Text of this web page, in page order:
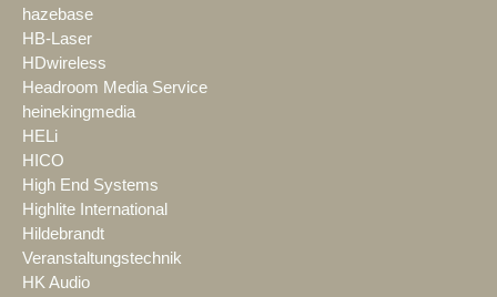
hazebase
HB-Laser
HDwireless
Headroom Media Service
heinekingmedia
HELi
HICO
High End Systems
Highlite International
Hildebrandt
Veranstaltungstechnik
HK Audio